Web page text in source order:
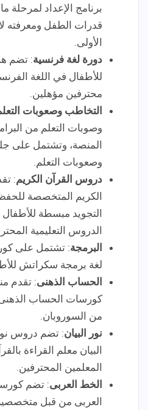
برنامج الإعداد لمرحلة
قدرات الطفل ومعرفته
الأولى.
دورة لغة فرنسية: تضم
للأطفال في اللغة
محترفين مؤهلين.
التخاطب وصعوبات
وصوبات التعلم من
المنصة، وتشتمل على
وصعوبات التعلم.
دروس القرآن الكريم:
الكريم المتخصصة
التجويد مبسطة
الدروس التعليمية
البرمجة: تشتمل على
لغة برمجة سكراتش
الحساب الذهنى
كورسات الحساب
من السوروبان.
نور البيان: تضم دروس
البيان معلم القراءة
المعلمين المحترفين.
الخط العربى: تضم
العربى من قبل